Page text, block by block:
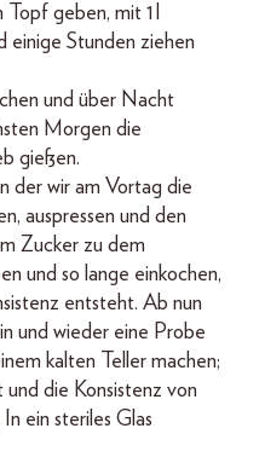
geben, mit 1 l
einige Stunden ziehen
und über Nacht
Morgen die
gießen.
der wir am Vortag die
auspressen und den
Zucker zu dem
und so lange einkochen,
entsteht. Ab nun
und wieder eine Probe
kalten Teller machen;
und die Konsistenz von
ein steriles Glas